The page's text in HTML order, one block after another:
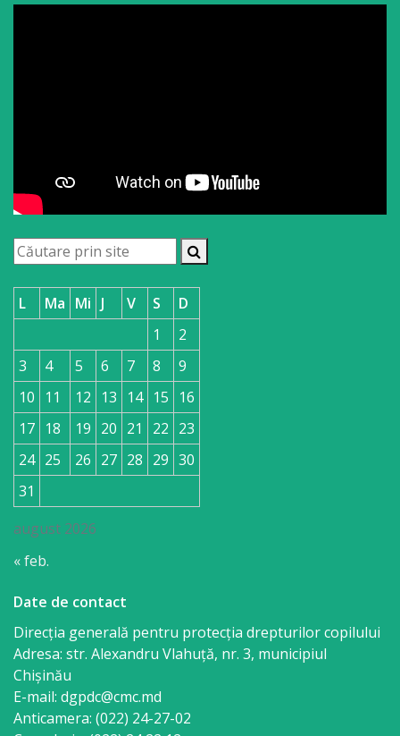
august 2026
L Ma Mi J V S
D
1
2
3
4 5 6 7 8
9
10
11 12 13 14 15
16
17 18 19 20 21 22 23
24 25 26 27 28 29 30
31
« feb.
Date de contact
Direcția generală pentru protecția drepturilor copilului
Adresa: str. Alexandru Vlahuţă, nr. 3, municipiul
Chişinău
E-mail: dgpdc@cmc.md
Anticamera: (022) 24-27-02